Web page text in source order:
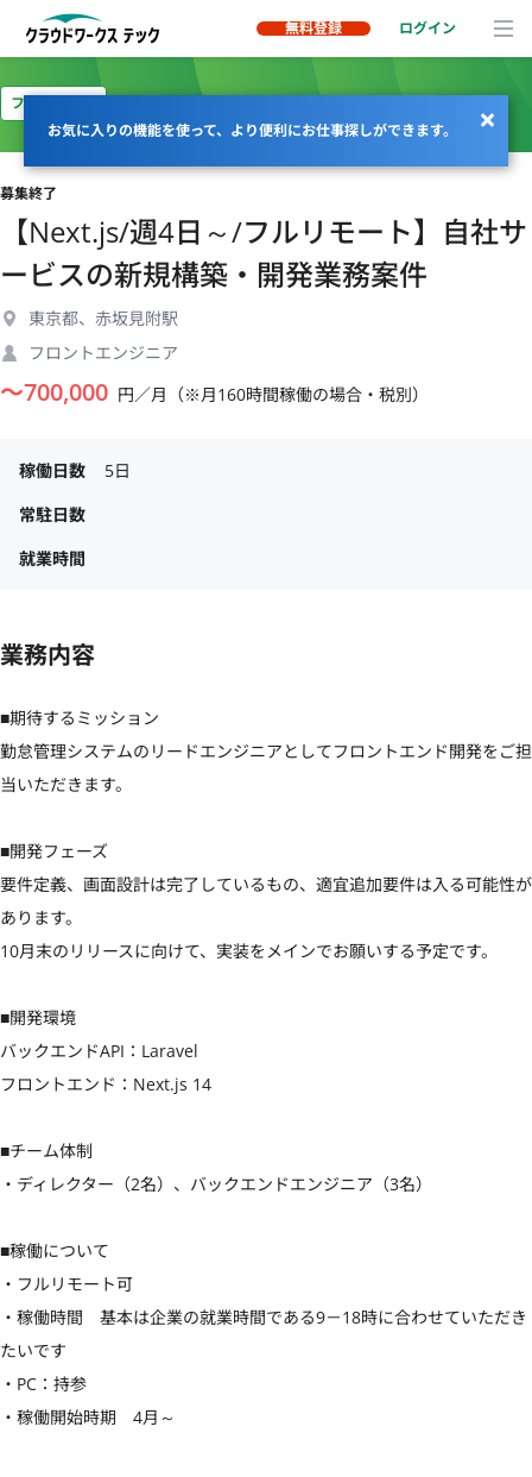
無料登録 ログイン
お気に入りの機能を使って、より便利にお仕事探しができます。
フルリモート
募集終了
【Next.js/週4日～/フルリモート】自社サ
ービスの新規構築・開発業務案件
東京都、赤坂見附駅
フロントエンジニア
〜700,000 円／月（※月160時間稼働の場合・税別）
稼働日数
5日
常駐日数
就業時間
業務内容
■期待するミッション
勤怠管理システムのリードエンジニアとしてフロントエンド開発をご担
当いただきます。
■開発フェーズ
要件定義、画面設計は完了しているもの、適宜追加要件は入る可能性が
あります。
10月末のリリースに向けて、実装をメインでお願いする予定です。
■開発環境
バックエンドAPI：Laravel
フロントエンド：Next.js 14
■チーム体制
・ディレクター（2名）、バックエンドエンジニア（3名）
■稼働について
・フルリモート可
・稼働時間　基本は企業の就業時間である9－18時に合わせていただき
たいです
・PC：持参
・稼働開始時期　4月～